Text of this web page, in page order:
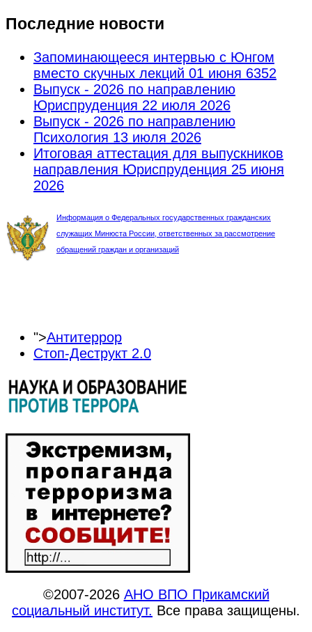
Последние новости
Запоминающееся интервью с Юнгом
вместо скучных лекций 01 июня 6352
Выпуск - 2026 по направлению
Юриспруденция 22 июля 2026
Выпуск - 2026 по направлению
Психология 13 июля 2026
Итоговая аттестация для выпускников
направления Юриспруденция 25 июня
2026
Информация о Федеральных государственных гражданских
служащих Минюста России, ответственных за рассмотрение
обращений граждан и организаций
">Антитеррор
Стоп-Деструкт 2.0
©2007-2026 АНО ВПО Прикамский
социальный институт. Все права защищены.